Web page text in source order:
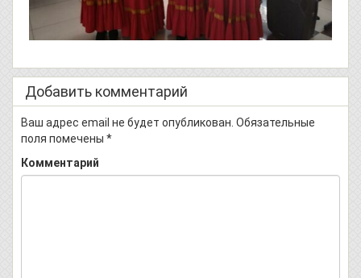
Добавить комментарий
Ваш адрес email не будет опубликован. Обязательные
поля помечены *
Комментарий